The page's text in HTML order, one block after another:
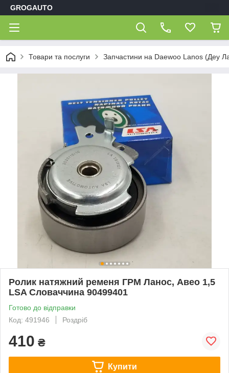
GROGAUTO
Товари та послуги Запчастини на Daewoo Lanos (Деу
Ролик натяжний ременя ГРМ Ланос, Авео 1,5
LSA Словаччина 90499401
Готово до відправки
Код: 491946
Роздріб
410 ₴
Купити